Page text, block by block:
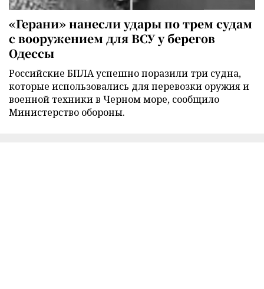
«Герани» нанесли удары по трем судам
с вооружением для ВСУ у берегов
Одессы
Российские БПЛА успешно поразили три судна,
которые использовались для перевозки оружия и
военной техники в Черном море, сообщило
Министерство обороны.